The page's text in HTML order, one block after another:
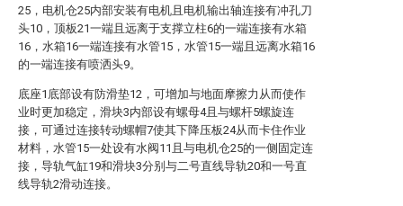
25，电机仓25内部安装有电机且电机输出轴连接有冲孔刀
头10，顶板21一端且远离于支撑立柱6的一端连接有水箱
16，水箱16一端连接有水管15，水管15一端且远离水箱16
的一端连接有喷洒头9。
底座1底部设有防滑垫12，可增加与地面摩擦力从而使作
业时更加稳定，滑块3内部设有螺母4且与螺杆5螺旋连
接，可通过连接转动螺帽7使其下降压板24从而卡住作业
材料，水管15一处设有水阀11且与电机仓25的一侧固定连
接，导轨气缸19和滑块3分别与二号直线导轨20和一号直
线导轨2滑动连接。